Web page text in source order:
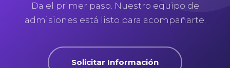
Da el primer paso. Nuestro equipo de
admisiones está listo para acompañarte.
Solicitar Información